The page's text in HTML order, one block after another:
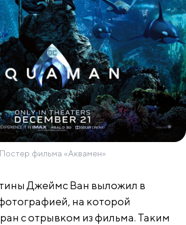
Постер фильма «Аквамен»
Джеймс Ван выложил в
на которой
с отрывком из фильма. Таким